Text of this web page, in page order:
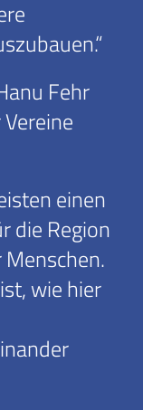
Fehr
einen
die Region
wie hier